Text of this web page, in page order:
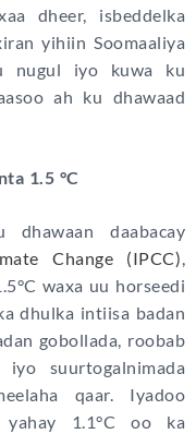
dheer, isbeddelka
yihiin Soomaaliya
nugul iyo kuwa ku
ah ku dhawaad
1.5 °C
daabacay
Change (IPCC),
waxa uu horseedi
dhulka intiisa badan
gobollada, roobab
suurtogalnimada
qaar. Iyadoo
yahay 1.1°C oo ka